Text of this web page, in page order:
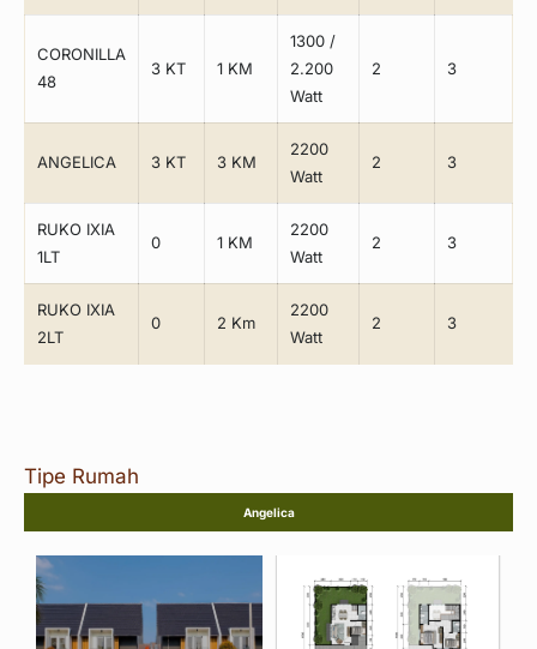
CORONILLA
48
3 KT 1 KM
1300 /
2.200
Watt
2 3
ANGELICA 3 KT 3 KM
2200
Watt
2 3
RUKO IXIA
1LT
0 1 KM
2200
Watt
2 3
RUKO IXIA
2LT
0 2 Km
2200
Watt
2 3
Tipe Rumah
Angelica